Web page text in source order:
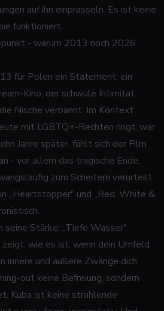
auf ihn einprasseln. Es ist keine
funktioniert.
- warum 2013 noch 2026
für Polen ein Statement: ein
Kino, der schwule Intimität
Nische verbannt. Im Kontext
mit LGBTQ+-Rechten ringt, war
Jahre später, fühlt sich der Film
- vor allem das tragische Ende,
zum Scheitern verurteilt
„Heartstopper" und „Red, White &
seine Stärke: „Tiefe Wasser"
wie es ist, wenn dein Umfeld
innere und äußere Zwänge dich
out keine Befreiung, sondern
Kuba ist keine strahlende